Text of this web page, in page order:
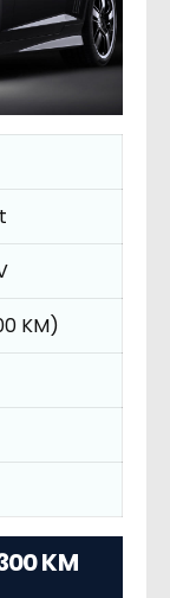
KM)
KM